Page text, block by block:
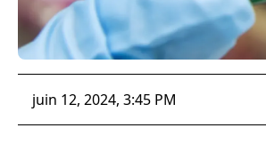
juin 12, 2024, 3:45 PM